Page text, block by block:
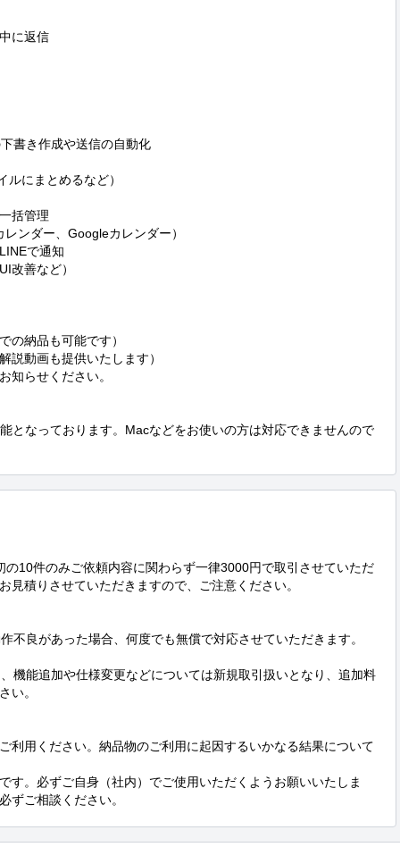
に返信
書き作成や送信の自動化
にまとめるなど）
括管理
ンダー、Googleカレンダー）
で通知
善など）
納品も可能です）
動画も提供いたします）
知らせください。
となっております。Macなどをお使いの方は対応できませんので
10件のみご依頼内容に関わらず一律3000円で取引させていただ
見積りさせていただきますので、ご注意ください。
不良があった場合、何度でも無償で対応させていただきます。
機能追加や仕様変更などについては新規取引扱いとなり、追加料
い。
利用ください。納品物のご利用に起因するいかなる結果について
す。必ずご自身（社内）でご使用いただくようお願いいたしま
ずご相談ください。